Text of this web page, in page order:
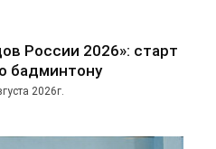
России 2026»: старт
бадминтону
2026г.